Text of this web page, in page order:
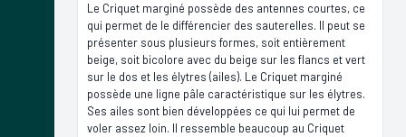
Le Criquet marginé possède des antennes courtes, ce
qui permet de le différencier des sauterelles. Il peut se
présenter sous plusieurs formes, soit entièrement
beige, soit bicolore avec du beige sur les flancs et vert
sur le dos et les élytres (ailes). Le Criquet marginé
possède une ligne pâle caractéristique sur les élytres.
Ses ailes sont bien développées ce qui lui permet de
voler assez loin. Il ressemble beaucoup au Criquet